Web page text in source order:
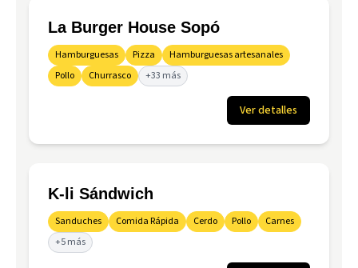
La Burger House Sopó
Hamburguesas Pizza
Hamburguesas artesanales
Pollo
Churrasco +33 más
Ver detalles
K-li Sándwich
Sanduches Comida Rápida Cerdo Pollo
Carnes
+5 más